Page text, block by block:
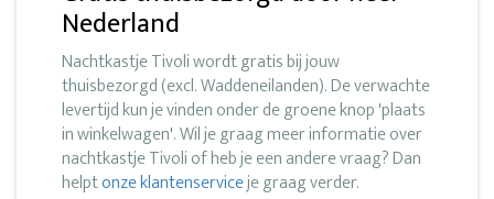
Nederland
Nachtkastje Tivoli wordt gratis bij jouw
thuisbezorgd (excl. Waddeneilanden). De verwachte
levertijd kun je vinden onder de groene knop 'plaats
in winkelwagen'. Wil je graag meer informatie over
nachtkastje Tivoli of heb je een andere vraag? Dan
helptonze klantenserviceje graag verder.